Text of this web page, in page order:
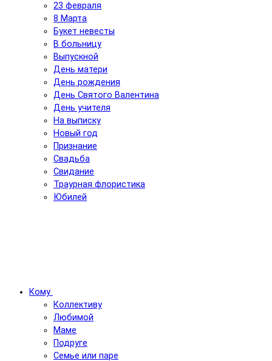
23 февраля
8 Марта
Букет невесты
В больницу
Выпускной
День матери
День рождения
День Святого Валентина
День учителя
На выписку
Новый год
Признание
Свадьба
Свидание
Траурная флористика
Юбилей
Кому
Коллективу
Любимой
Маме
Подруге
Семье или паре